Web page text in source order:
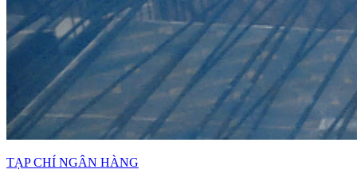
TẠP CHÍ NGÂN HÀNG